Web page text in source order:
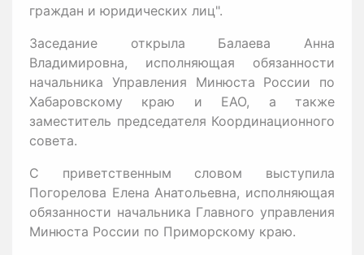
граждан и юридических лиц".
Заседание открыла Балаева Анна
Владимировна, исполняющая обязанности
начальника Управления Минюста России по
Хабаровскому краю и ЕАО, а также
заместитель председателя Координационного
совета.
С приветственным словом выступила
Погорелова Елена Анатольевна, исполняющая
обязанности начальника Главного управления
Минюста России по Приморскому краю.